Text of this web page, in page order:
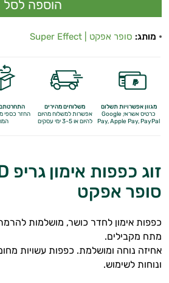
ופציעות
ומנוחה
שריפת
לספורטאים
משפרי
חטיפי
חלבון
מותג: סופר אפקט | Super Effect
מגוון אפשרויות תשלום
כרטיס אשראי, Google
Pay,Apple Pay, PayPal
משלוחים מהירים
אפשרות למשלוח מהיום
להיום או 3-5 ימי עסקים
החזר כספי
סופר אפקט
כפפות אימון לחדר כושר, מושלמות
מתח מקבילים.
אחיזה נוחה ומושלמת. כפפות עשויות
ונוחות לשימוש.